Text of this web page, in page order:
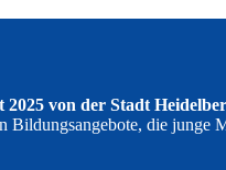
2025 von der Stadt
die junge